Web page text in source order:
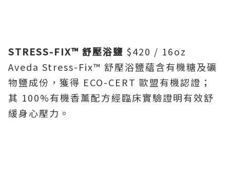
STRESS-FIX™ 舒壓浴鹽 $420 / 16oz
Aveda Stress-Fix™ 舒壓浴鹽蘊含有機糖及礦
物鹽成份，獲得 ECO-CERT 歐盟有機認證；
其 100%有機香薰配方經臨床實驗證明有效舒
緩身心壓力。